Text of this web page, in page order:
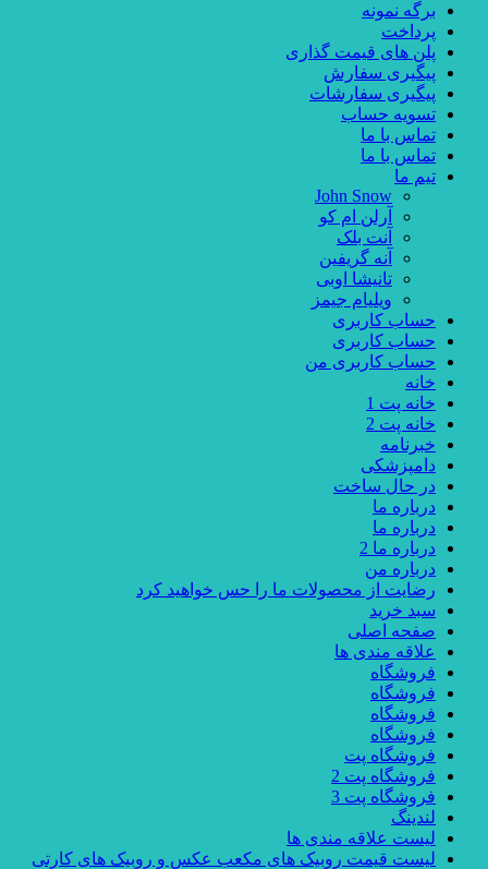
برگه نمونه
پرداخت
پلن های قیمت گذاری
پیگیری سفارش
پیگیری سفارشات
تسویه حساب
تماس با ما
تماس با ما
تیم ما
John Snow
آرلن ام کو
آنت بلک
آنه گریفین
تانیشا اوبی
ویلیام جیمز
حساب کاربری
حساب کاربری
حساب کاربری من
خانه
خانه پت 1
خانه پت 2
خبرنامه
دامپزشکی
در حال ساخت
درباره ما
درباره ما
درباره ما 2
درباره من
رضایت از محصولات ما را حس خواهید کرد
سبد خرید
صفحه اصلی
علاقه مندی ها
فروشگاه
فروشگاه
فروشگاه
فروشگاه
فروشگاه پت
فروشگاه پت 2
فروشگاه پت 3
لندینگ
لیست علاقه مندی ها
لیست قیمت روبیک های مکعب عکس و روبیک های کارتی